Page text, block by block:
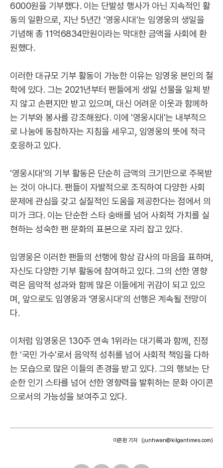
6000원을 기부했다. 이는 단발성 행사가 아닌 지속적인 활
동의 일환으로, 지난 5년간 '영웅시대'는 임영웅의 생일을
기념해 총 11억6834만원이라는 막대한 금액을 사회에 환
원했다.
이러한 대규모 기부 활동이 가능한 이유는 임영웅 본인의 철
학에 있다. 그는 2021년부터 팬들에게 생일 선물을 일체 받
지 않고 손편지만 받고 있으며, 대신 어려운 이웃과 함께하
는 기부와 봉사를 강조해왔다. 이에 '영웅시대'는 내부적으
로 나눔에 동참하자는 지침을 세우고, 임영웅의 뜻에 적극
호응하고 있다.
'영웅시대'의 기부 활동은 단순히 금액의 크기만으로 주목받
는 것이 아니다. 팬들이 자발적으로 조직하여 다양한 사회
문제에 관심을 갖고 실질적인 도움을 제공한다는 점에서 의
미가 크다. 이는 단순한 스타 숭배를 넘어 사회적 가치를 실
현하는 성숙한 팬 문화의 표본으로 자리 잡고 있다.
임영웅은 이러한 팬들의 선행에 항상 감사의 마음을 표하며,
자신도 다양한 기부 활동에 참여하고 있다. 그의 선한 영향
력은 음악적 성과와 함께 많은 이들에게 귀감이 되고 있으
며, 앞으로도 임영웅과 '영웅시대'의 선행은 계속될 전망이
다.
이처럼 임영웅은 130주 연속 1위라는 대기록과 함께, 진정
한 '국민 가수'로서 음악적 성취를 넘어 사회적 책임을 다하
는 모습으로 많은 이들의 존경을 받고 있다. 그의 행보는 단
순한 인기 스타를 넘어 선한 영향력을 발휘하는 문화 아이콘
으로서의 가능성을 보여주고 있다.
이준환 기자 (junhwan@kilgantimes.com)